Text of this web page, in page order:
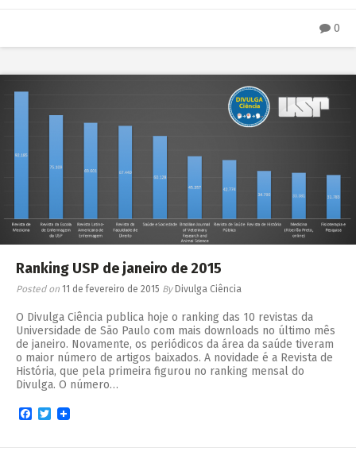
0
Ranking USP de janeiro de 2015
Posted on 11 de fevereiro de 2015 By Divulga Ciência
O Divulga Ciência publica hoje o ranking das 10 revistas da
Universidade de São Paulo com mais downloads no último mês
de janeiro. Novamente, os periódicos da área da saúde tiveram
o maior número de artigos baixados. A novidade é a Revista de
História, que pela primeira figurou no ranking mensal do
Divulga. O número…
Facebook
Twitter